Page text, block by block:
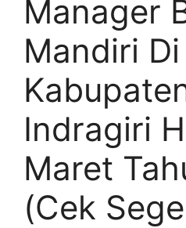
Manager
Mandiri Di
Indragiri
Maret
(Cek